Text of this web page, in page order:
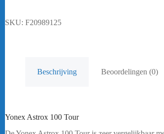
SKU: F20989125
Beschrijving Beoordelingen (0)
Yonex Astrox 100 Tour